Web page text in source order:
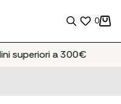
0
superiori a 300€